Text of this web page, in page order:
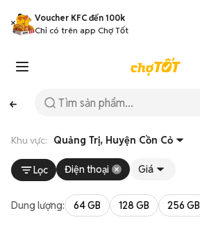
Voucher KFC đến 100k
Chỉ có trên app Chợ Tốt
Khu vực: Quảng Trị, Huyện Cồn Cỏ
Lọc Điện thoại Giá
Dung lượng: 64 GB 128 GB 256 GB